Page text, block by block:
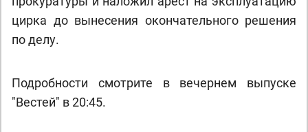
цирка до вынесения окончательного решения
по делу.
Подробности смотрите в вечернем выпуске
"Вестей" в 20:45.